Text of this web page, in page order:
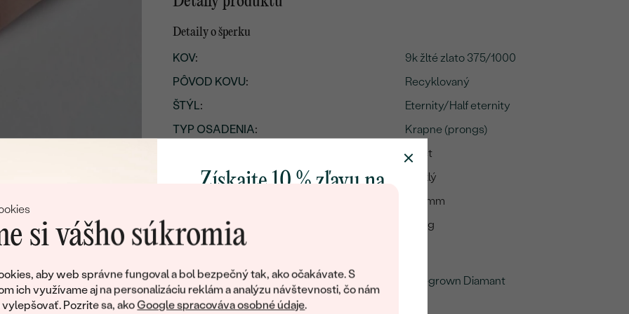
si vášho súkromia
aby web správne fungoval a bol bezpečný tak, ako očakávate. S
ich využívame aj na personalizáciu reklám a analýzu návštevnosti, čo nám
Pozrite sa, akoGoogle spracováva osobné údaje.
Detaily o šperku
KOV:
9k žlté zlato 375/1000
PÔVOD KOVU:
Recyklovaný
ŠTÝL:
Eternity/Half eternity
TYP OSADENIA:
Krapne (prongs)
0.3 ct
POVRCH KOVU:
Lesklý
1.75 mm
PRIBLIŽNÁ VÁHA:
1.98 g
DRUH:
Lab-grown Diamant
POČET:
Získajte 10 % zľavu na
poctivo vyrábaných šperkov Eppi.
Ako darček na privítanie vám
obratom pošleme zľavový kód na